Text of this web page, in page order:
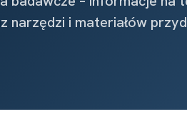
narzędzi i materiałów